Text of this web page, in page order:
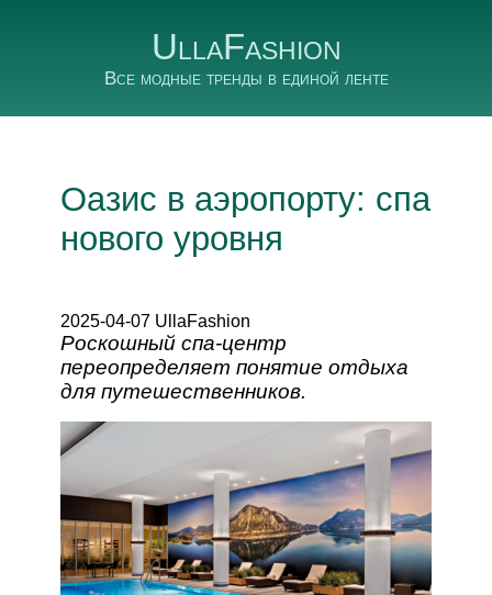
UllaFashion
Все модные тренды в единой ленте
Оазис в аэропорту: спа
нового уровня
2025-04-07 UllaFashion
Роскошный спа-центр
переопределяет понятие отдыха
для путешественников.